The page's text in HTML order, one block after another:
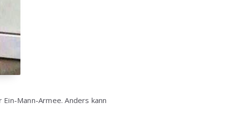
Mann-Armee. Anders kann